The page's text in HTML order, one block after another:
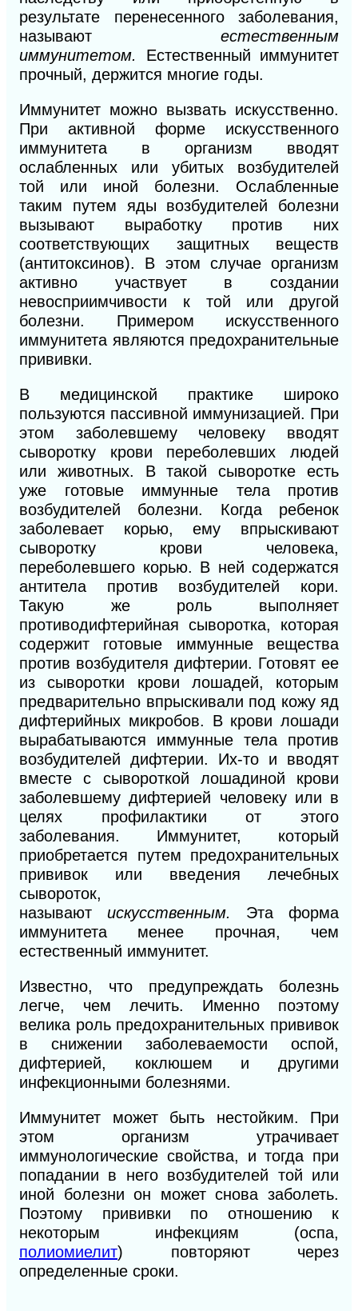
результате перенесенного заболевания,
называют естественным
иммунитетом. Естественный иммунитет
прочный, держится многие годы.
Иммунитет можно вызвать искусственно.
При активной форме искусственного
иммунитета в организм вводят
ослабленных или убитых возбудителей
той или иной болезни. Ослабленные
таким путем яды возбудителей болезни
вызывают выработку против них
соответствующих защитных веществ
(антитоксинов). В этом случае организм
активно участвует в создании
невосприимчивости к той или другой
болезни. Примером искусственного
иммунитета являются предохранительные
прививки.
В медицинской практике широко
пользуются пассивной иммунизацией. При
этом заболевшему человеку вводят
сыворотку крови переболевших людей
или животных. В такой сыворотке есть
уже готовые иммунные тела против
возбудителей болезни. Когда ребенок
заболевает корью, ему впрыскивают
сыворотку крови человека,
переболевшего корью. В ней содержатся
антитела против возбудителей кори.
Такую же роль выполняет
противодифтерийная сыворотка, которая
содержит готовые иммунные вещества
против возбудителя дифтерии. Готовят ее
из сыворотки крови лошадей, которым
предварительно впрыскивали под кожу яд
дифтерийных микробов. В крови лошади
вырабатываются иммунные тела против
возбудителей дифтерии. Их-то и вводят
вместе с сывороткой лошадиной крови
заболевшему дифтерией человеку или в
целях профилактики от этого
заболевания. Иммунитет, который
приобретается путем предохранительных
прививок или введения лечебных
сывороток,
называют искусственным. Эта форма
иммунитета менее прочная, чем
естественный иммунитет.
Известно, что предупреждать болезнь
легче, чем лечить. Именно поэтому
велика роль предохранительных прививок
в снижении заболеваемости оспой,
дифтерией, коклюшем идругими
инфекционными болезнями.
Иммунитет может быть нестойким. При
этом организм утрачивает
иммунологические свойства, итогда при
попадании в него возбудителей той или
иной болезни он может снова заболеть.
Поэтому прививки по отношению к
некоторым инфекциям (оспа,
полиомиелит) повторяют через
определенные сроки.